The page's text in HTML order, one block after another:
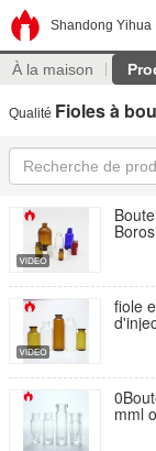
Shandong Yihua
À la maison
Qualité Fioles à
fiole
mml